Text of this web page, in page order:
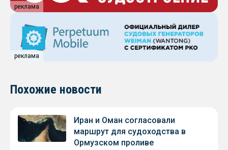
реклама
реклама
Похожие новости
Иран и Оман согласовали
маршрут для судоходства в
Ормузском проливе